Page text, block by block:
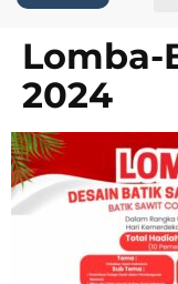
Lomba-
2024